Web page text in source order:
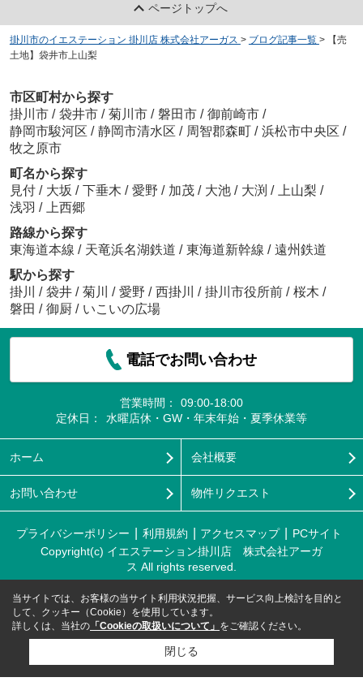
ページトップへ
掛川市のイエステーション 掛川店 株式会社アーガス > ブログ記事一覧 >
【売
土地】袋井市上山梨
市区町村から探す
掛川市 / 袋井市 / 菊川市 / 磐田市 / 御前崎市 /
静岡市駿河区 / 静岡市清水区 / 周智郡森町 / 浜松市中央区 /
牧之原市
町名から探す
見付 / 大坂 / 下垂木 / 愛野 / 加茂 / 大池 / 大渕 / 上山梨 /
浅羽 /
上西郷
路線から探す
東海道本線 / 天竜浜名湖鉄道 / 東海道新幹線 / 遠州鉄道
駅から探す
掛川
/ 袋井 / 菊川 / 愛野 / 西掛川 / 掛川市役所前 / 桜木 /
磐田 / 御厨 / いこいの広場
電話でお問い合わせ
営業時間：
09:00-18:00
定休日：
水曜店休・GW・年末年始・夏季休業等
ホーム 会社概要
お問い合わせ 物件リクエスト
プライバシーポリシー 利用規約 アクセスマップ
PCサイト
Copyright(c) イエステーション掛川店 株式会社アーガ
ス All rights reserved.
当サイトでは、お客様の当サイト利用状況把握、サービス向上検討を目的と
して、クッキー（Cookie）を使用しています。
詳しくは、当社の 「Cookieの取扱いについて」 をご確認ください。
閉じる